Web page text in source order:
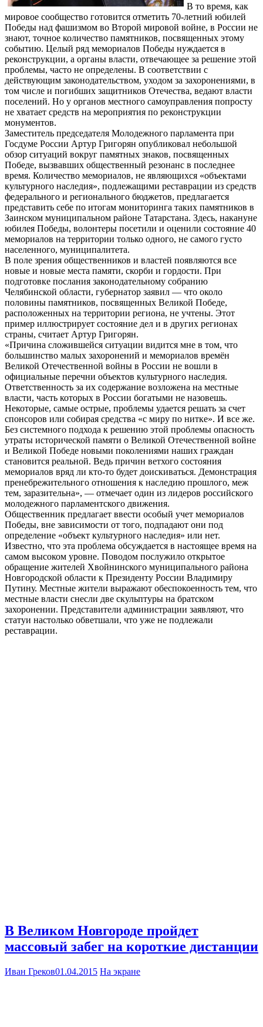
В то время, как
мировое сообщество готовится отметить 70-летний юбилей
Победы над фашизмом во Второй мировой войне, в России не
знают, точное количество памятников, посвященных этому
событию. Целый ряд мемориалов Победы нуждается в
реконструкции, а органы власти, отвечающее за решение этой
проблемы, часто не определены. В соответствии с
действующим законодательством, уходом за захоронениями, в
том числе и погибших защитников Отечества, ведают власти
поселений. Но у органов местного самоуправления попросту
не хватает средств на мероприятия по реконструкции
монументов.
Заместитель председателя Молодежного парламента при
Госдуме России Артур Григорян опубликовал небольшой
обзор ситуаций вокруг памятных знаков, посвященных
Победе, вызвавших общественный резонанс в последнее
время. Количество мемориалов, не являющихся «объектами
культурного наследия», подлежащими реставрации из средств
федерального и регионального бюджетов, предлагается
представить себе по итогам мониторинга таких памятников в
Заинском муниципальном районе Татарстана. Здесь, накануне
юбилея Победы, волонтеры посетили и оценили состояние 40
мемориалов на территории только одного, не самого густо
населенного, муниципалитета.
В поле зрения общественников и властей появляются все
новые и новые места памяти, скорби и гордости. При
подготовке послания законодательному собранию
Челябинской области, губернатор заявил — что около
половины памятников, посвященных Великой Победе,
расположенных на территории региона, не учтены. Этот
пример иллюстрирует состояние дел и в других регионах
страны, считает Артур Григорян.
«Причина сложившейся ситуации видится мне в том, что
большинство малых захоронений и мемориалов времён
Великой Отечественной войны в России не вошли в
официальные перечни объектов культурного наследия.
Ответственность за их содержание возложена на местные
власти, часть которых в России богатыми не назовешь.
Некоторые, самые острые, проблемы удается решать за счет
спонсоров или собирая средства «с миру по нитке». И все же.
Без системного подхода к решению этой проблемы опасность
утраты исторической памяти о Великой Отечественной войне
и Великой Победе новыми поколениями наших граждан
становится реальной. Ведь причин ветхого состояния
мемориалов вряд ли кто-то будет доискиваться. Демонстрация
пренебрежительного отношения к наследию прошлого, меж
тем, заразительна», — отмечает один из лидеров российского
молодежного парламентского движения.
Общественник предлагает ввести особый учет мемориалов
Победы, вне зависимости от того, подпадают они под
определение «объект культурного наследия» или нет.
Известно, что эта проблема обсуждается в настоящее время на
самом высоком уровне. Поводом послужило открытое
обращение жителей Хвойнинского муниципального района
Новгородской области к Президенту России Владимиру
Путину. Местные жители выражают обеспокоенность тем, что
местные власти снесли две скульптуры на братском
захоронении. Представители администрации заявляют, что
статуи настолько обветшали, что уже не подлежали
реставрации.
В Великом Новгороде пройдет
массовый забег на короткие дистанции
Иван Греков01.04.2015 На экране